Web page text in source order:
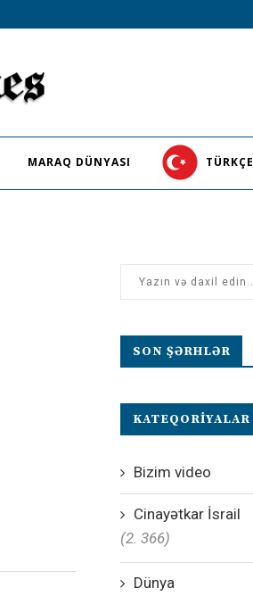
MARAQ DÜNYASI TÜRKÇE
SON ŞƏRHLƏR
KATEQORIYALAR
Bizim video
Cinayətkar İsrail
(2. 366)
Dünya